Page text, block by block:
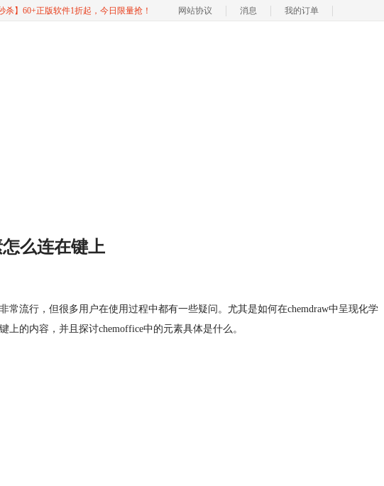
秒杀】60+正版软件1折起，今日限量抢！ 网站协议 消息 我的订单
么连在键上
常流行，但很多用户在使用过程中都有一些疑问。尤其是如何在chemdraw中呈现化学
的内容，并且探讨chemoffice中的元素具体是什么。